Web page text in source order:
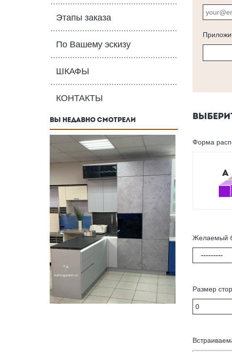
Этапы заказа
По Вашему эскизу
ШКАФЫ
КОНТАКТЫ
ВЫ НЕДАВНО СМОТРЕЛИ
Форма
Желаемый
---------
Размер